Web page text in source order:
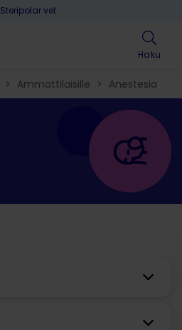
Steripolar vet
Haku
> Ammattilaisille > Anestesia